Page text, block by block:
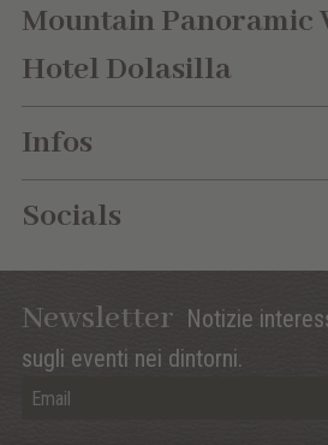
Mountain Panoramic
Hotel Dolasilla
Infos
Socials
Newsletter Notizie
sugli eventi nei dintorni.